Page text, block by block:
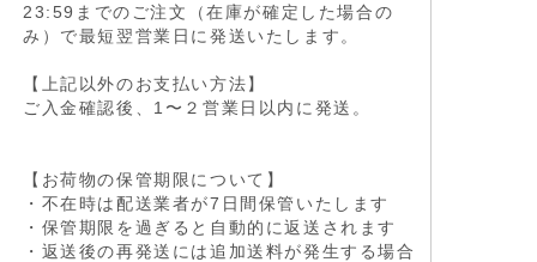
23:59までのご注文（在庫が確定した場合の
み）で最短翌営業日に発送いたします。
【上記以外のお支払い方法】
ご入金確認後、1〜２営業日以内に発送。
【お荷物の保管期限について】
・不在時は配送業者が7日間保管いたします
・保管期限を過ぎると自動的に返送されます
・返送後の再発送には追加送料が発生する場合